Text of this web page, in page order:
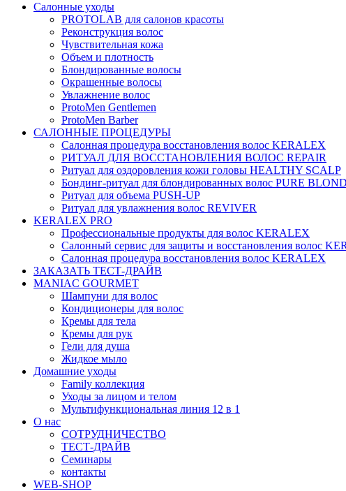
Салонные уходы
PROTOLAB для салонов красоты
Реконструкция волос
Чувствительная кожа
Объем и плотность
Блондированные волосы
Окрашенные волосы
Увлажнение волос
ProtoMen Gentlemen
ProtoMen Barber
САЛОННЫЕ ПРОЦЕДУРЫ
Салонная процедура восстановления волос KERALEX
РИТУАЛ ДЛЯ ВОССТАНОВЛЕНИЯ ВОЛОС REPAIR
Ритуал для оздоровления кожи головы HEALTHY SCALP
Бондинг-ритуал для блондированных волос PURE BLOND
Ритуал для объема PUSH-UP
Ритуал для увлажнения волос REVIVER
KERALEX PRO
Профессиональные продукты для волос KERALEX
Салонный сервис для защиты и восстановления волос
Салонная процедура восстановления волос KERALEX
ЗАКАЗАТЬ ТЕСТ-ДРАЙВ
MANIAC GOURMET
Шампуни для волос
Кондиционеры для волос
Кремы для тела
Кремы для рук
Гели для душа
Жидкое мыло
Домашние уходы
Family коллекция
Уходы за лицом и телом
Мультифункциональная линия 12 в 1
О нас
СОТРУДНИЧЕСТВО
ТЕСТ-ДРАЙВ
Семинары
контакты
WEB-SHOP